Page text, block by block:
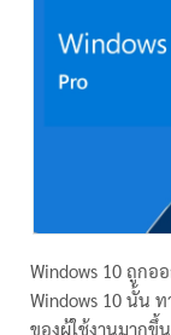
Windows 10 ถูกอ
Windows 10 นั้น
ของผู้ใช้งานมากขึ้